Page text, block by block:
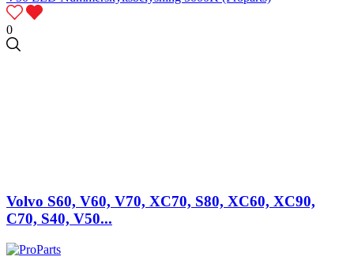
0
Volvo S60, V60, V70, XC70, S80, XC60, XC90,
C70, S40, V50...